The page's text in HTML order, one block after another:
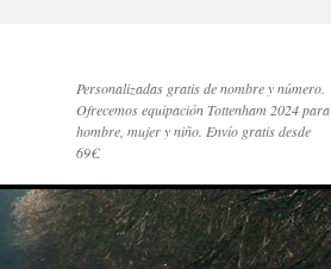
Personalizadas gratis de nombre y número.
Ofrecemos equipación Tottenham 2024 para
hombre, mujer y niño. Envío gratis desde
69€.